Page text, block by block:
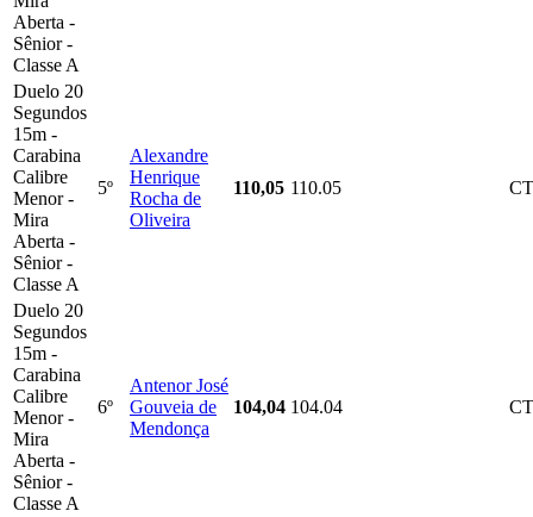
Aberta -
Sênior -
Classe A
Duelo 20
Segundos
15m -
Carabina
Calibre
Menor -
Mira
Aberta -
Sênior -
Classe A
5º
Alexandre
Henrique
Rocha de
Oliveira
110,05 110.05
Duelo 20
Segundos
15m -
Carabina
Calibre
Menor -
Mira
Aberta -
Sênior -
Classe A
6º
Antenor José
Gouveia de
Mendonça
104,04 104.04